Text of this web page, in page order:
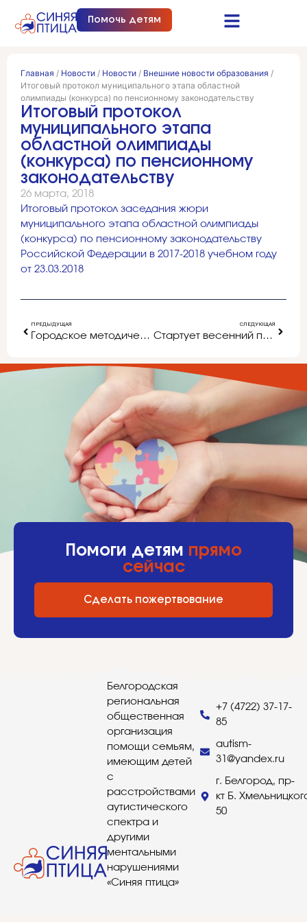
Помочь детям
Главная / Новости / Новости / Внешние новости образования /
Итоговый протокол муниципального этапа областной
олимпиады (конкурса) по пенсионному законодательству
Итоговый протокол
муниципального этапа
областной олимпиады
(конкурса) по пенсионному
законодательству
26 марта, 2018
Итоговый протокол заседания жюри
муниципального этапа областной олимпиады
(конкурса) по пенсионному законодательству
Российской Федерации в 2017-2018 учебном году
от 23.03.2018
ПРЕДЫДУЩАЯ
Городское методическое объединение для музыкальных руководителей ДОУ г. Белгорода
СЛЕДУЮЩАЯ
Стартует весенний педагогический марафон
Помоги детям прямо
сейчас
Сделать пожертвование
Белгородская
региональная
общественная
организация
помощи семьям,
имеющим детей
с
расстройствами
аутистического
спектра и
другими
ментальными
нарушениями
«Синяя птица»
+7 (4722) 37-17-
85
autism-
31@yandex.ru
г. Белгород, пр-
кт Б.
50